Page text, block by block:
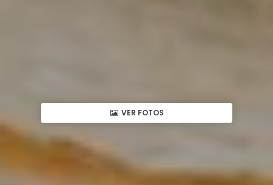
VER FOTOS